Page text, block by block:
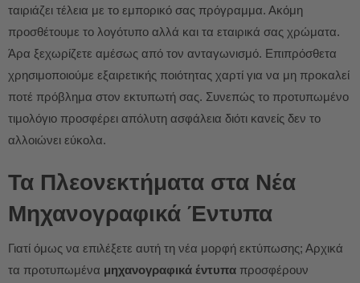
ταιριάζει τέλεια με το εμπορικό σας πρόγραμμα. Ακόμη
προσθέτουμε το λογότυπο αλλά και τα εταιρικά σας χρώματα.
Άρα ξεχωρίζετε αμέσως από τον ανταγωνισμό. Επιπρόσθετα
χρησιμοποιούμε εξαιρετικής ποιότητας χαρτί για να μη προκαλεί
ποτέ πρόβλημα στον εκτυπωτή σας. Συνεπώς το προτυπωμένο
τιμολόγιο προσφέρει απόλυτη ασφάλεια διότι κανείς δεν το
αλλοιώνει εύκολα.
Τα Πλεονεκτήματα στα Νέα
Μηχανογραφικά Έντυπα
Γιατί όμως να επιλέξετε αυτή τη νέα μορφή εκτύπωσης; Αρχικά
τα προτυπωμένα μηχανογραφικά έντυπα προσφέρουν